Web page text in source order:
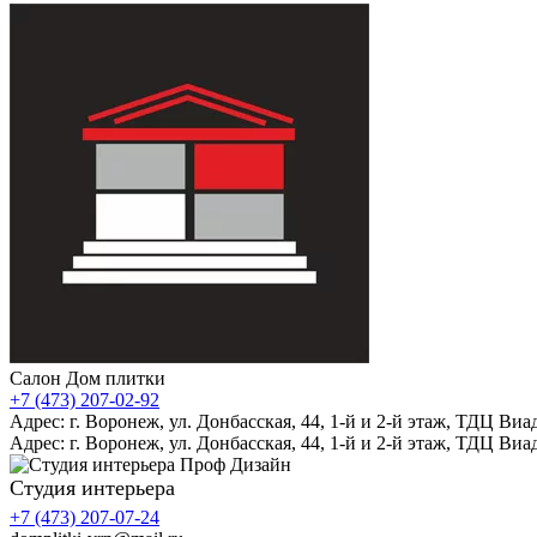
Салон Дом плитки
+7 (473) 207-02-92
Адрес: г. Воронеж, ул. Донбасская, 44, 1-й и 2-й этаж, ТДЦ
Адрес: г. Воронеж, ул. Донбасская, 44, 1-й и 2-й этаж, ТДЦ
Студия интерьера
+7 (473) 207-07-24